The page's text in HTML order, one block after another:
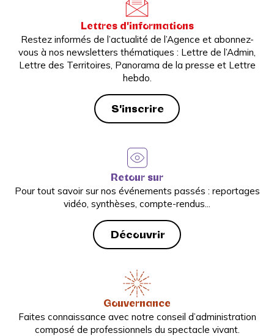
Lettres d'informations
Restez informés de l’actualité de l’Agence et abonnez-
vous à nos newsletters thématiques : Lettre de l’Admin,
Lettre des Territoires, Panorama de la presse et Lettre
hebdo.
S'inscrire
Retour sur
Pour tout savoir sur nos événements passés : reportages
vidéo, synthèses, compte-rendus...
Découvrir
Gouvernance
Faites connaissance avec notre conseil d’administration
composé de professionnels du spectacle vivant.